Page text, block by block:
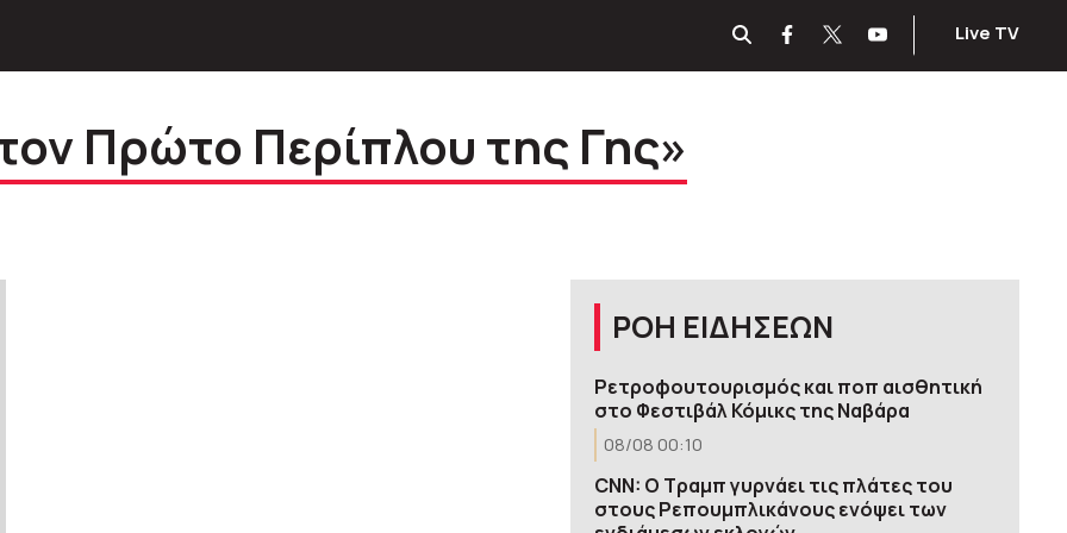
Live TV
Πρώτο Περίπλου της Γης»
ΡΟΗ ΕΙΔΗΣΕΩΝ
Ρετροφουτουρισμός και ποπ αισθητική
στο Φεστιβάλ Κόμικς της Ναβάρα
08/08 00:10
CNN: Ο Τραμπ γυρνάει τις πλάτες του
στους Ρεπουμπλικάνους ενόψει των